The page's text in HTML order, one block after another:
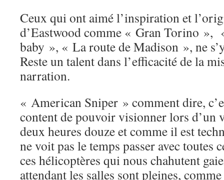
Ceux qui ont aimé l’inspiration et
d’Eastwood comme « Gran Torino
baby », « La route de Madison », ne
Reste un talent dans l’efficacité de la
narration.
« American Sniper » comment dire,
content de pouvoir visionner lors d’un
deux heures douze et comme il est
ne voit pas le temps passer avec toutes
ces hélicoptères qui nous chahutent
attendant les salles sont pleines,